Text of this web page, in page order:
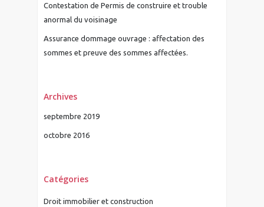
Contestation de Permis de construire et trouble
anormal du voisinage
Assurance dommage ouvrage : affectation des
sommes et preuve des sommes affectées.
Archives
septembre 2019
octobre 2016
Catégories
Droit immobilier et construction